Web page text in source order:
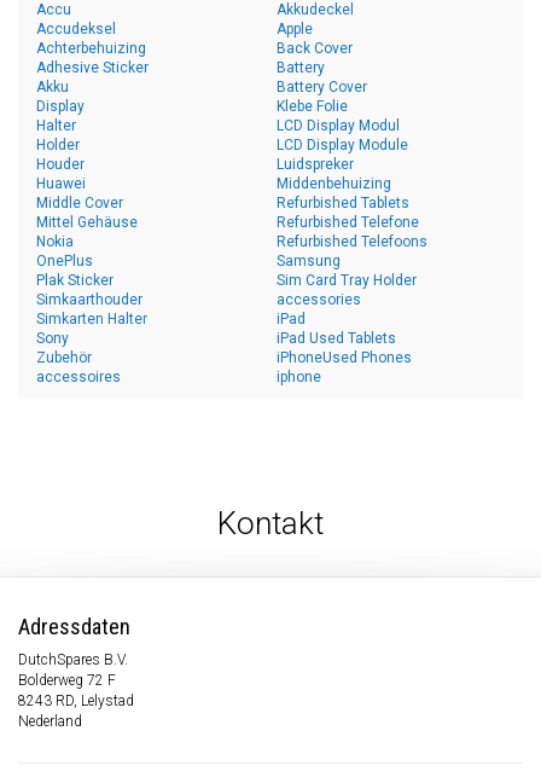
Accu
Accudeksel
Achterbehuizing
Adhesive Sticker
Akku
Akkudeckel
Apple
Back Cover
Battery
Battery Cover
Display
Halter
Holder
Houder
Huawei
Klebe Folie
LCD Display Modul
LCD Display Module
Luidspreker
Middenbehuizing
Middle Cover
Mittel Gehäuse
Nokia
OnePlus
Plak Sticker
Refurbished Tablets
Refurbished Telefone
Refurbished Telefoons
Samsung
Sim Card Tray Holder
Simkaarthouder
Simkarten Halter
Sony
Zubehör
accessoires
accessories
iPad
iPad Used Tablets
iPhoneUsed Phones
iphone
Kontakt
Adressdaten
DutchSpares B.V.
Bolderweg 72 F
8243 RD, Lelystad
Nederland